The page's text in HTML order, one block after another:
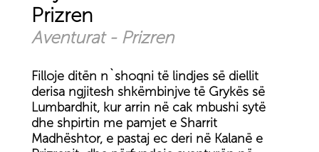
Prizren
Aventurat - Prizren
Filloje ditën n`shoqni të lindjes së diellit
derisa ngjitesh shkëmbinjve të Grykës së
Lumbardhit, kur arrin në cak mbushi sytë
dhe shpirtin me pamjet e Sharrit
Madhështor, e pastaj ec deri në Kalanë e